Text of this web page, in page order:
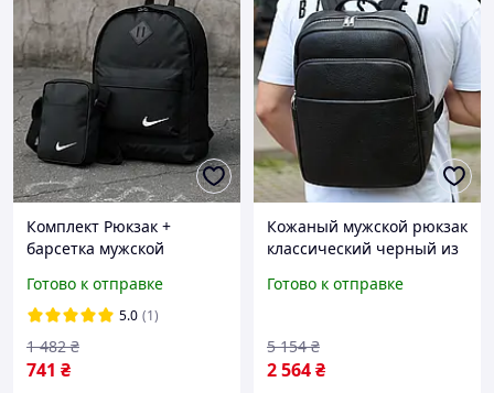
Комплект Рюкзак +
барсетка мужской
спортивный рюкзак nike
черный качественный
Готово к отправке
5.0 (1)
741 ₴
1 482 ₴
Кожаный мужской рюкзак
классический черный из
качественный Tiding Bag
Готово к отправке
2 564₴
5 154 ₴